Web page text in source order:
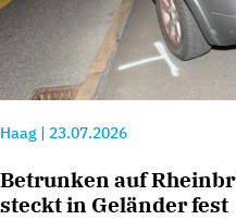
Haag 23.07.2026
Betrunken auf
steckt in Geländer fest